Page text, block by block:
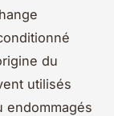
du
utilisés
endommagés